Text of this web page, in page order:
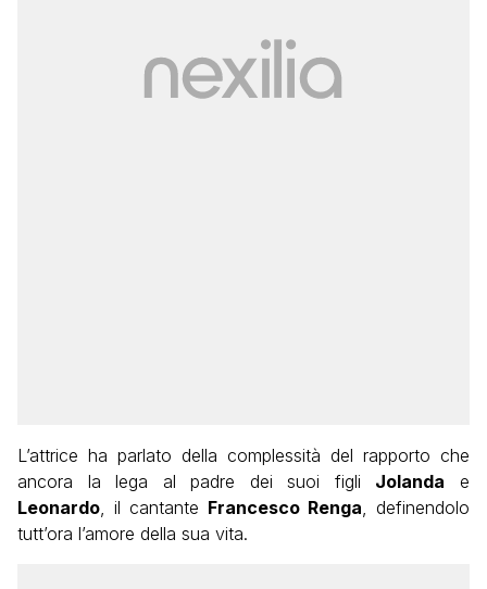
L’attrice ha parlato della complessità del rapporto che
ancora la lega al padre dei suoi figli Jolanda e
Leonardo, il cantante Francesco Renga, definendolo
tutt’ora l’amore della sua vita.